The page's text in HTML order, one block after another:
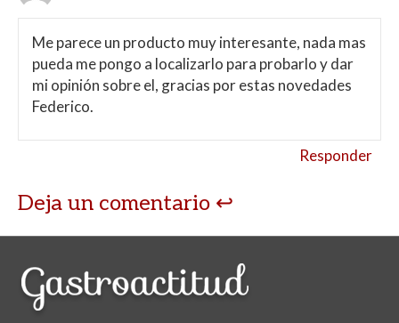
Me parece un producto muy interesante, nada mas
pueda me pongo a localizarlo para probarlo y dar
mi opinión sobre el, gracias por estas novedades
Federico.
Responder
Deja un comentario